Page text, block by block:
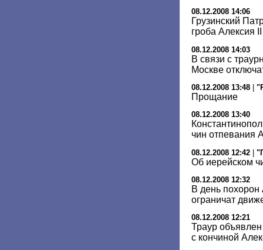
08.12.2008 14:06
Грузинский
гроба Алексия II
08.12.2008 14:03
В связи с
Москве
08.12.2008 13:48
Прощание
08.12.2008 13:40
чин отпевания
08.12.2008 12:42 |
Об иерейском
08.12.2008 12:32
В день похорон
ограничат
08.12.2008 12:21
Траур
с кончиной